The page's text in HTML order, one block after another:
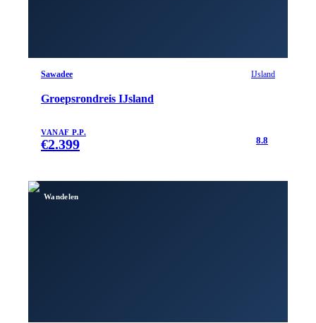
Sawadee IJsland
Groepsrondreis IJsland
VANAF P.P.
€2.399 8.8
Wandelen